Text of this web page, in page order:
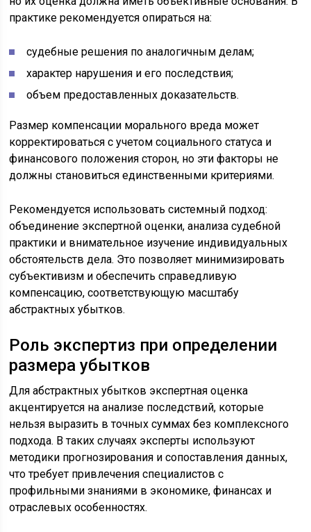
практике рекомендуется опираться на:
судебные решения по аналогичным делам;
характер нарушения и его последствия;
объем предоставленных доказательств.
Размер компенсации морального вреда может
корректироваться с учетом социального статуса и
финансового положения сторон, но эти факторы не
должны становиться единственными критериями.
Рекомендуется использовать системный подход:
объединение экспертной оценки, анализа судебной
практики и внимательное изучение индивидуальных
обстоятельств дела. Это позволяет минимизировать
субъективизм и обеспечить справедливую
компенсацию, соответствующую масштабу
абстрактных убытков.
Роль экспертиз при определении
размера убытков
Для абстрактных убытков экспертная оценка
акцентируется на анализе последствий, которые
нельзя выразить в точных суммах без комплексного
подхода. В таких случаях эксперты используют
методики прогнозирования и сопоставления данных,
что требует привлечения специалистов с
профильными знаниями в экономике, финансах и
отраслевых особенностях.